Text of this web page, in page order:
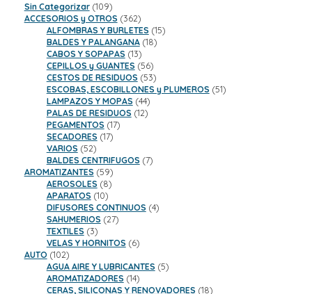
Sin Categorizar 109109
productos
ACCESORIOS y OTROS 362362
productos
ALFOMBRAS Y BURLETES 1515
BALDES Y PALANGANA 1818
CABOS Y SOPAPAS 1313
productos
CEPILLOS y GUANTES 5656
productos
CESTOS DE RESIDUOS 5353
productos
ESCOBAS, ESCOBILLONES y PLUMEROS 5151
LAMPAZOS Y MOPAS 4444
productos
PALAS DE RESIDUOS 1212
PEGAMENTOS 1717
SECADORES 1717
VARIOS 5252
productos
BALDES CENTRIFUGOS 77
AROMATIZANTES 5959
productos
AEROSOLES 88
productos
APARATOS 1010
productos
DIFUSORES CONTINUOS 44
SAHUMERIOS 2727
TEXTILES 33
productos
VELAS Y HORNITOS 66
AUTO 102102
productos
AGUA AIRE Y LUBRICANTES 55
AROMATIZADORES 1414
productos
CERAS, SILICONAS Y RENOVADORES 1818